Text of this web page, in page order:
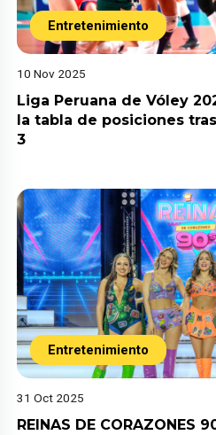
Entretenimiento
10 Nov 2025
Liga Peruana de Vóley
la tabla de posiciones
3
Entretenimiento
31 Oct 2025
REINAS DE CORAZONES